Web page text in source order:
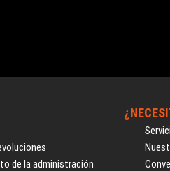
de la administración